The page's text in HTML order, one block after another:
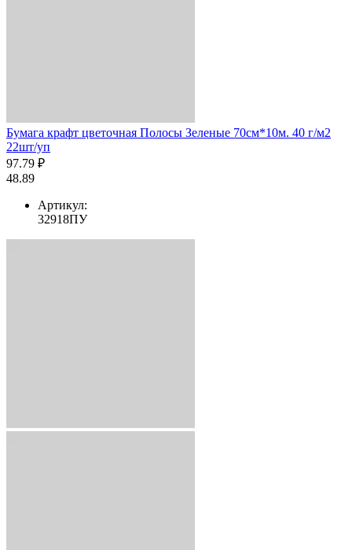
Бумага крафт цветочная Полосы Зеленые 70см*10м. 40 г/м2
22шт/уп
97.79 ₽
48.89
Артикул:
32918ПУ